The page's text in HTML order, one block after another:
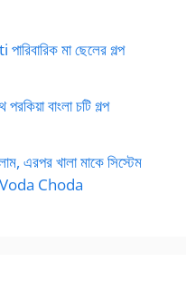
মা ছেলের গল্প
পরকিয়া বাংলা চটি গল্প
এরপর খালা মাকে সিস্টেম
Choda